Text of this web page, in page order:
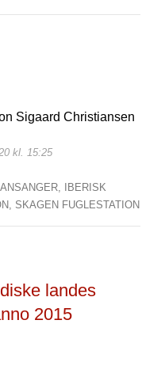
Sigaard Christiansen
kl. 15:25
IBERISK
SKAGEN FUGLESTATION
landes
2015